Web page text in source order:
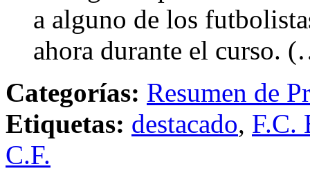
a alguno de los
ahora durante el curso.
Categorías: Resumen de
Etiquetas: destacado, F.C.
C.F.